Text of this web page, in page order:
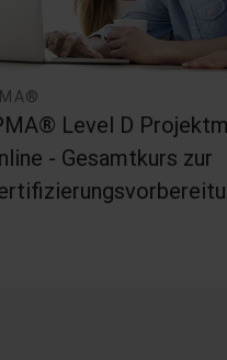
(Kurse 1-3)